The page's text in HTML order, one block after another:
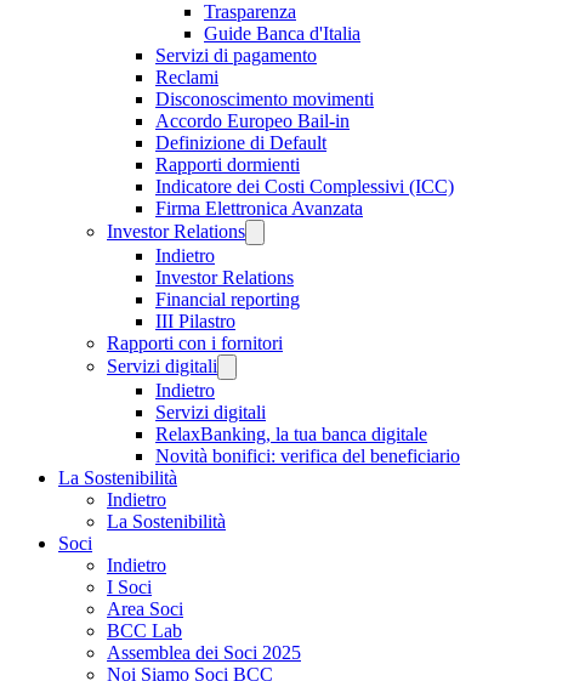
Trasparenza
Guide Banca d'Italia
Servizi di pagamento
Reclami
Disconoscimento movimenti
Accordo Europeo Bail-in
Definizione di Default
Rapporti dormienti
Indicatore dei Costi Complessivi (ICC)
Firma Elettronica Avanzata
Investor Relations
Indietro
Investor Relations
Financial reporting
III Pilastro
Rapporti con i fornitori
Servizi digitali
Indietro
Servizi digitali
RelaxBanking, la tua banca digitale
Novità bonifici: verifica del beneficiario
La Sostenibilità
Indietro
La Sostenibilità
Soci
Indietro
I Soci
Area Soci
BCC Lab
Assemblea dei Soci 2025
Noi Siamo Soci BCC